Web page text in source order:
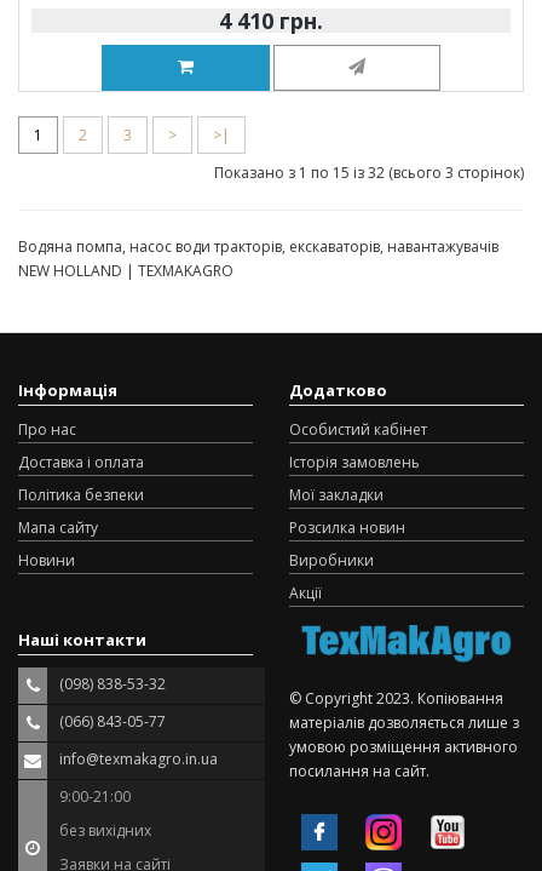
4 410 грн.
1 2 3 >
>|
Показано з 1 по 15 із 32 (всього 3 сторінок)
Водяна помпа, насос води тракторів, екскаваторів, навантажувачів
NEW HOLLAND | TEXMAKAGRO
Інформація
Про нас
Доставка і оплата
Політика безпеки
Мапа сайту
Новини
Додатково
Особистий кабінет
Історія замовлень
Мої закладки
Розсилка новин
Виробники
Акції
Наші контакти
(098) 838-53-32
(066) 843-05-77
info@texmakagro.in.ua
9:00-21:00
без вихідних
Заявки на сайті
© Copyright 2023. Копіювання
матеріалів дозволяється лише з
умовою розміщення активного
посилання на сайт.